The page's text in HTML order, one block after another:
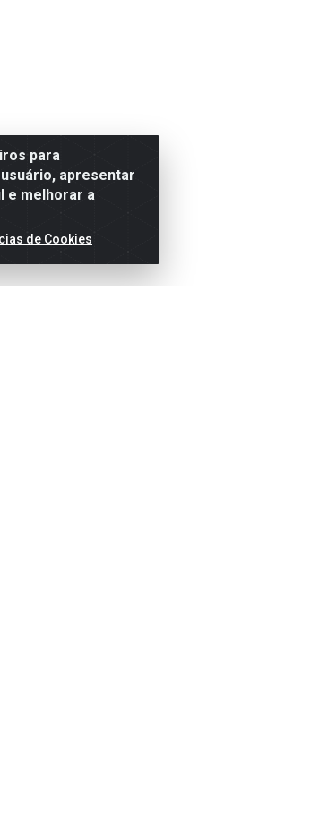
para
apresentar
e melhorar a
de Cookies